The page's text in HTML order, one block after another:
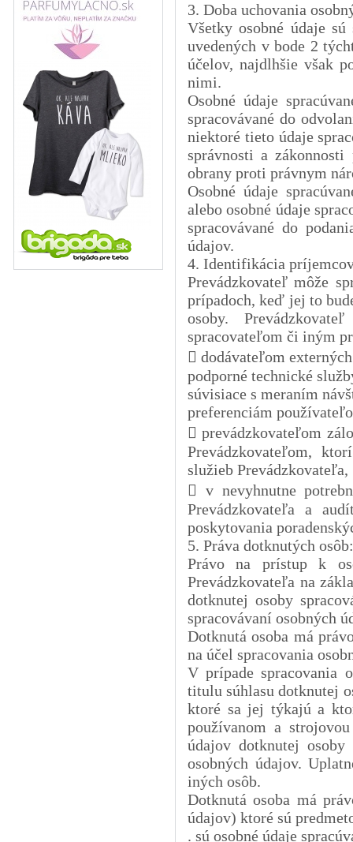
3. Doba uchovania
Všetky osobné údaje
uvedených v bode 2
účelov, najdlhšie však
nimi.
Osobné údaje
spracovávané do
niektoré tieto údaje
správnosti a
obrany proti právnym
Osobné údaje
alebo osobné údaje
spracovávané do
údajov.
4. Identifikácia
Prevádzkovateľ môže
prípadoch, keď jej to
osoby.
spracovateľom či iným
 dodávateľom
podporné technické
súvisiace s meraním
preferenciám
 prevádzkovateľom
Prevádzkovateľom,
služieb Prevádzkovateľa,
 v nevyhnutne
Prevádzkovateľa a
poskytovania
5. Práva dotknutých osôb:
Právo na prístup k
Prevádzkovateľa na
dotknutej osoby
spracovávaní osobných
Dotknutá osoba má
na účel spracovania
V prípade spracovania
titulu súhlasu dotknutej
ktoré sa jej týkajú a
používanom a
údajov dotknutej
osobných údajov.
iných osôb.
Dotknutá osoba má
údajov) ktoré sú
. sú osobné údaje